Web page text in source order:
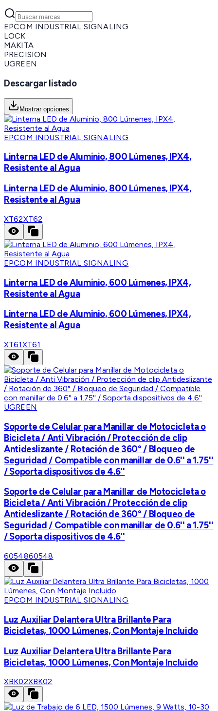
EPCOM INDUSTRIAL SIGNALING
LOCK
MAKITA
PRECISION
UGREEN
Descargar listado
Mostrar opciones
EPCOM INDUSTRIAL SIGNALING
Linterna LED de Aluminio, 800 Lúmenes, IPX4,
Resistente al Agua
Linterna LED de Aluminio, 800 Lúmenes, IPX4,
Resistente al Agua
XT62XT62
EPCOM INDUSTRIAL SIGNALING
Linterna LED de Aluminio, 600 Lúmenes, IPX4,
Resistente al Agua
Linterna LED de Aluminio, 600 Lúmenes, IPX4,
Resistente al Agua
XT61XT61
UGREEN
Soporte de Celular para Manillar de Motocicleta o
Bicicleta / Anti Vibración / Protección de clip
Antideslizante / Rotación de 360° / Bloqueo de
Seguridad / Compatible con manillar de 0.6'' a 1.75''
/ Soporta dispositivos de 4.6''
Soporte de Celular para Manillar de Motocicleta o
Bicicleta / Anti Vibración / Protección de clip
Antideslizante / Rotación de 360° / Bloqueo de
Seguridad / Compatible con manillar de 0.6'' a 1.75''
/ Soporta dispositivos de 4.6''
6054860548
EPCOM INDUSTRIAL SIGNALING
Luz Auxiliar Delantera Ultra Brillante Para
Bicicletas, 1000 Lúmenes, Con Montaje Incluido
Luz Auxiliar Delantera Ultra Brillante Para
Bicicletas, 1000 Lúmenes, Con Montaje Incluido
XBK02XBK02